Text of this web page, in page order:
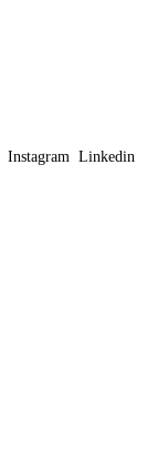
Instagram Linkedin